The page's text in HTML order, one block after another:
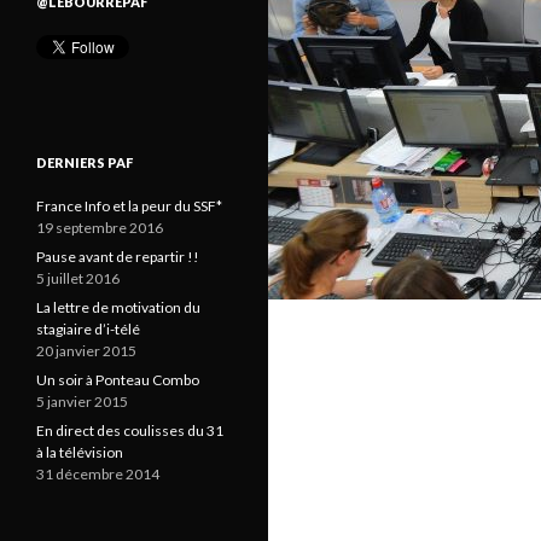
DERNIERS PAF
France Info et la peur du SSF*
19 septembre 2016
Pause avant de repartir !!
5 juillet 2016
La lettre de motivation du
stagiaire d’i-télé
20 janvier 2015
Un soir à Ponteau Combo
5 janvier 2015
En direct des coulisses du 31
à la télévision
31 décembre 2014